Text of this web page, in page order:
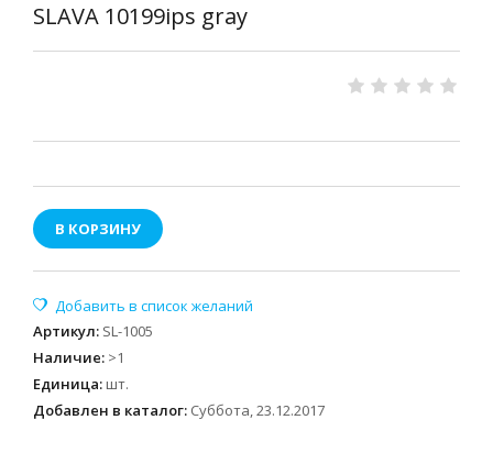
SLAVA 10199ips gray
В КОРЗИНУ
Артикул: SL-1005
Наличие: >1
Единица: шт.
Добавлен в каталог: Суббота, 23.12.2017